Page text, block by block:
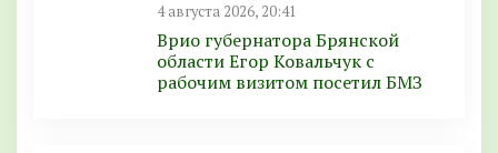
4 августа 2026, 20:41
Врио губернатора Брянской
области Егор Ковальчук с
рабочим визитом посетил БМЗ